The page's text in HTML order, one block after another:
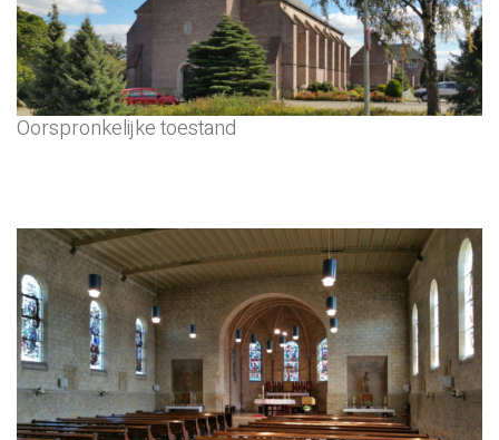
Oorspronkelijke toestand